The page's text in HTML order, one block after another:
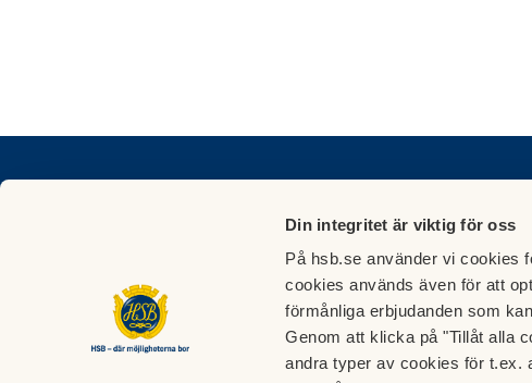
Din integritet är viktig för oss
På hsb.se använder vi cookies
cookies används även för att
förmånliga erbjudanden som
Genom att klicka på "Tillåt alla
andra typer av cookies för t.ex.
HSB Brf Ektorpshöjden i Nacka
Edinsvägen 2,6,8
131 45 Nacka
Mailadress:styrelsen@ektorpshojden.se
Åkerlunds
08-39 06 50
Jour: Se